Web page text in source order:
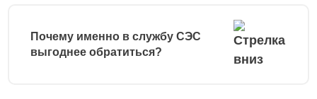
Почему именно в службу СЭС
выгоднее обратиться?